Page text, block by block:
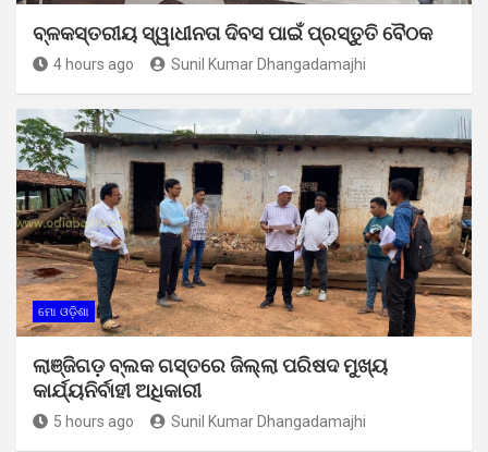
ବ୍ଳକସ୍ତରୀୟ ସ୍ୱାଧୀନତା ଦିବସ ପାଇଁ ପ୍ରସ୍ତୁତି ବୈଠକ
4 hours ago Sunil Kumar Dhangadamajhi
ମୋ ଓଡ଼ିଶା
ଲାଞ୍ଜିଗଡ଼ ବ୍ଲକ ଗସ୍ତରେ ଜିଲ୍ଲା ପରିଷଦ ମୁଖ୍ୟ
କାର୍ଯ୍ୟନିର୍ବାହୀ ଅଧିକାରୀ
5 hours ago Sunil Kumar Dhangadamajhi